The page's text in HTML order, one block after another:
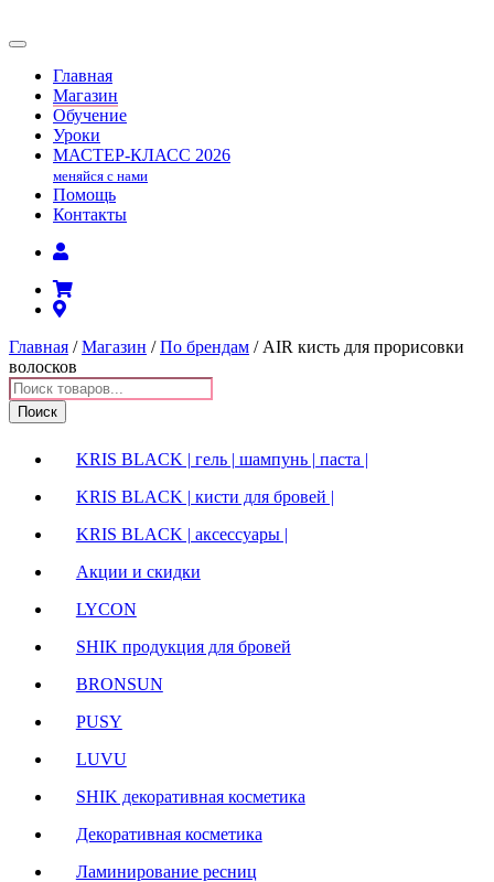
Главная
Магазин
Обучение
Уроки
МАСТЕР-КЛАСС 2026
меняйся с нами
Помощь
Контакты
Главная /Магазин /По брендам / AIR кисть для прорисовки
волосков
Поиск
товаров
Поиск
KRIS BLACK | гель | шампунь | паста |
KRIS BLACK | кисти для бровей |
KRIS BLACK | аксессуары |
Акции и скидки
LYCON
SHIK продукция для бровей
BRONSUN
PUSY
LUVU
SHIK декоративная косметика
Декоративная косметика
Ламинирование ресниц